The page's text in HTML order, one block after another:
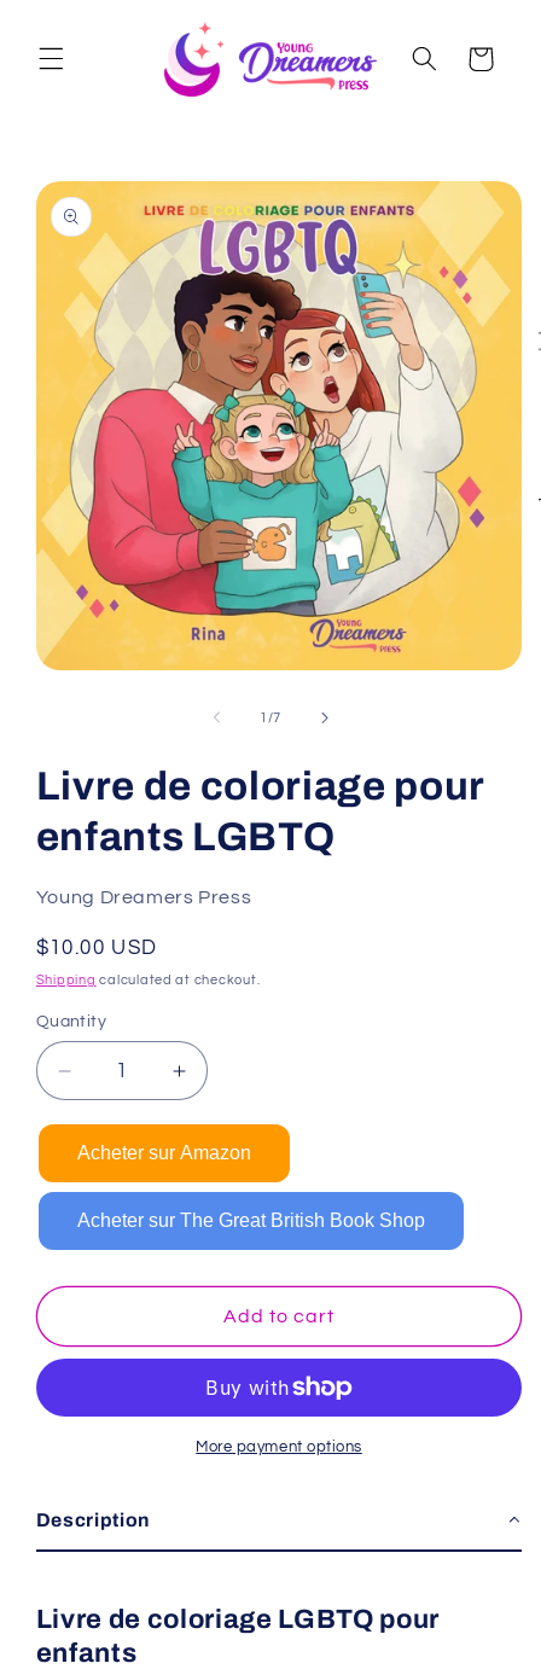
Cart
Skip to
product
information
1 /of
7
Livre de coloriage pour
enfants LGBTQ
Young Dreamers Press
Regular
price
$10.00 USD
Shipping calculated at checkout.
Quantity
Decrease
quantity
Livre
de
coloriage
LGBTQ
Increase
quantity
Livre
de
coloriage
LGBTQ
Acheter sur Amazon
Acheter sur The Great British Book Shop
Add to cart
More payment options
Description
Livre de coloriage LGBTQ pour
enfants